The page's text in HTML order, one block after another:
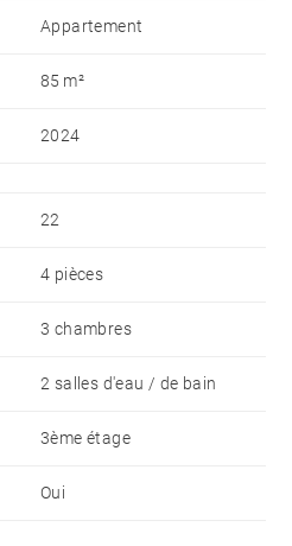
Appartement
85 m²
2024
22
4 pièces
3 chambres
2 salles d'eau / de bain
3ème étage
Oui